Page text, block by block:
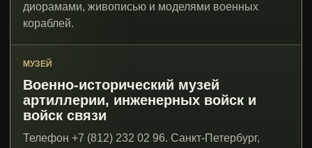
диорамами, живописью и моделями военных
кораблей.
МУЗЕЙ
Военно-исторический музей
артиллерии, инженерных войск и
войск связи
Телефон +7 (812) 232 02 96. Санкт-Петербург,